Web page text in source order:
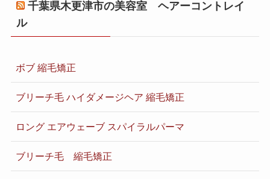
千葉県木更津市の美容室 ヘアーコントレイ
ル
ボブ 縮毛矯正
ブリーチ毛 ハイダメージヘア 縮毛矯正
ロング エアウェーブ スパイラルパーマ
ブリーチ毛 縮毛矯正